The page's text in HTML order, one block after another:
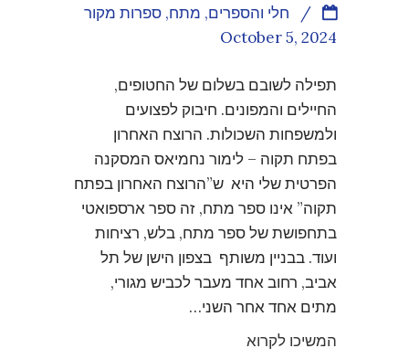
חלי והספרים, מתח, ספרות מקור
/
October 5, 2024
תפילה לשובם בשלום של החטופים,
החיילים והמפונים. חיבוק לפצועים
ולמשפחות השכולות. הרוצח האחרון
בפתח תקוה – לימור נחמיאס המסקנה
הפרטית שלי היא ש”הרוצח האחרון בפתח
תקוה” אינו ספר מתח, זה ספר ארספואטי
בתחפושת של ספר מתח, בלש, רציחות
ועוד. בבניין משותף בצפון הישן של תל
אביב, רחוב אחד מעבר לכביש מגורי,
מתים אחד אחר השני…
המשיכו לקרוא